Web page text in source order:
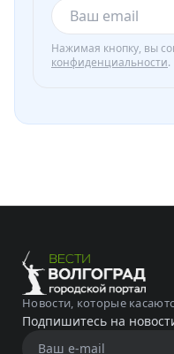
Нажимая кнопку, вы
конфиденциальности.
Новости, которые
Подпишитесь на